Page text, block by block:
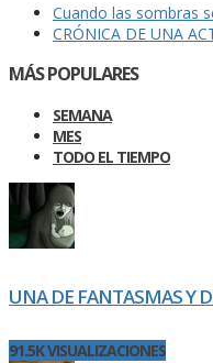
Cuando las sombras
CRÓNICA DE UNA
MÁS POPULARES
SEMANA
MES
TODO EL TIEMPO
UNA DE FANTASMAS Y
91.5K VISUALIZACIONES